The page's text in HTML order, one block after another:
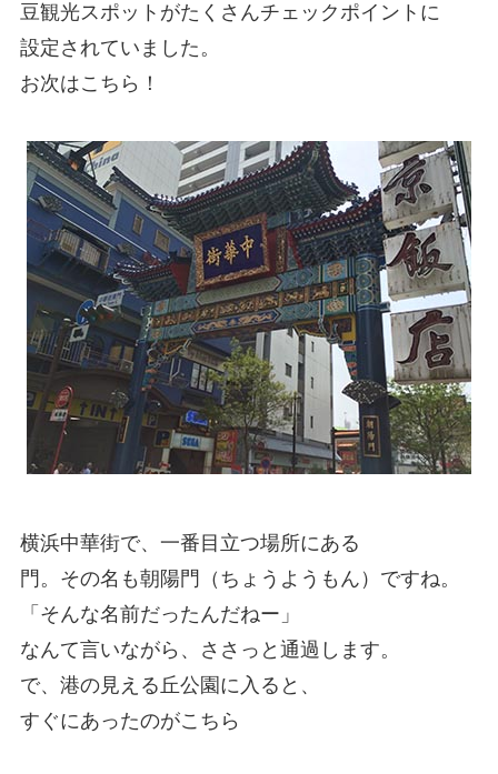
豆観光スポットがたくさんチェックポイントに
設定されていました。
お次はこちら！
横浜中華街で、一番目立つ場所にある
門。その名も朝陽門（ちょうようもん）ですね。
「そんな名前だったんだねー」
なんて言いながら、ささっと通過します。
で、港の見える丘公園に入ると、
すぐにあったのがこちら